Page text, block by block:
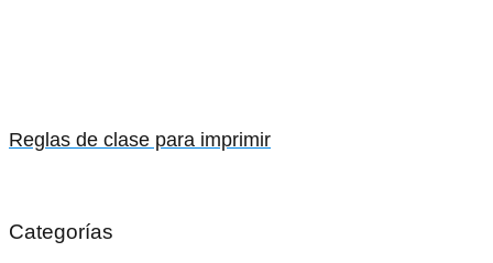
Reglas de clase para imprimir
Categorías